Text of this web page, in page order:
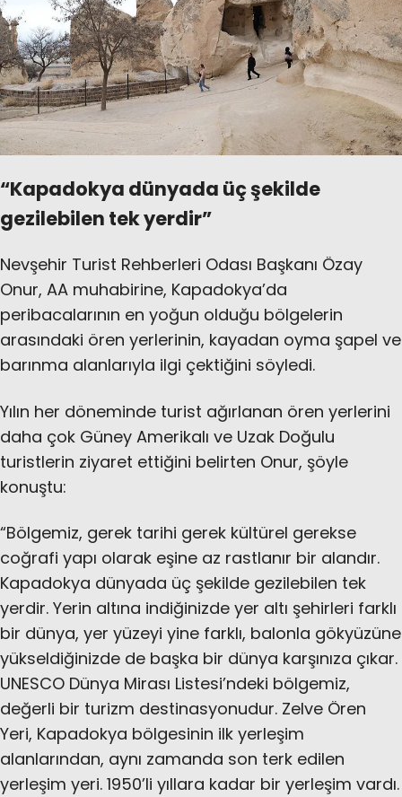
“Kapadokya dünyada üç şekilde
gezilebilen tek yerdir”
Nevşehir Turist Rehberleri Odası Başkanı Özay
Onur, AA muhabirine, Kapadokya’da
peribacalarının en yoğun olduğu bölgelerin
arasındaki ören yerlerinin, kayadan oyma şapel ve
barınma alanlarıyla ilgi çektiğini söyledi.
Yılın her döneminde turist ağırlanan ören yerlerini
daha çok Güney Amerikalı ve Uzak Doğulu
turistlerin ziyaret ettiğini belirten Onur, şöyle
konuştu:
“Bölgemiz, gerek tarihi gerek kültürel gerekse
coğrafi yapı olarak eşine az rastlanır bir alandır.
Kapadokya dünyada üç şekilde gezilebilen tek
yerdir. Yerin altına indiğinizde yer altı şehirleri farklı
bir dünya, yer yüzeyi yine farklı, balonla gökyüzüne
yükseldiğinizde de başka bir dünya karşınıza çıkar.
UNESCO Dünya Mirası Listesi’ndeki bölgemiz,
değerli bir turizm destinasyonudur. Zelve Ören
Yeri, Kapadokya bölgesinin ilk yerleşim
alanlarından, aynı zamanda son terk edilen
yerleşim yeri. 1950’li yıllara kadar bir yerleşim vardı.